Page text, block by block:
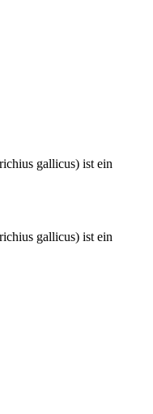
gallicus) ist ein
gallicus) ist ein